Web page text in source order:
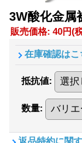
3W酸化金属
販売価格: 40円(
在庫確認はこ
抵抗値:
数量:
返品特約に関